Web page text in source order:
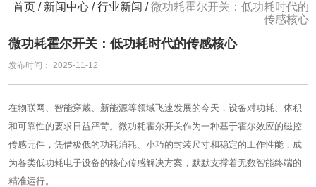
首页 / 新闻中心 /行业新闻 /微功耗霍尔开关：低功耗时代的
传感核心
微功耗霍尔开关：低功耗时代的传感核心
发布时间： 2025-11-12
在物联网、智能穿戴、新能源等领域飞速发展的今天，设备对功耗、体积
和可靠性的要求日益严苛。 微功耗霍尔开关作为一种基于霍尔效应的磁控
传感元件，凭借极低的功耗消耗、小巧的封装尺寸和稳定的工作性能，成
为各类低功耗电子设备的核心传感解决方案，默默支撑着无数智能终端的
精准运行。